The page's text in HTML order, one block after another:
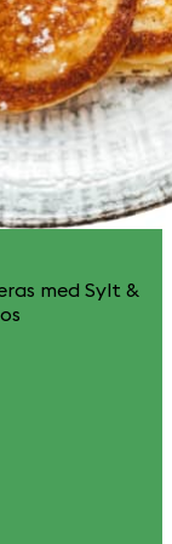
med Sylt &